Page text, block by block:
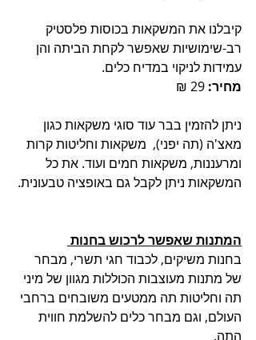
קיבלנו את המשקאות בכוסות פלסטיק
רב-שימושיות שאפשר לקחת הביתה והן
עמידות לניקוי במדיח כלים.
מחיר:
ניתן להזמין בבר עוד סוגי משקאות כגון
מאצ'ה (תה יפני),  משקאות וחליטות קרות
ומרעננות, משקאות חמים ועוד. את כל
המשקאות ניתן לקבל גם באופציה טבעונית.
המתנות שאפשר לרכוש בחנות
בחנות משיקים, לכבוד חגי תשרי, מבחר
של מתנות מעוצבות הכוללות מגוון של מיני
תה וחליטות תה ממטעים משובחים ברחבי
העולם, וגם מבחר כלים להשלמת חווית
התה.